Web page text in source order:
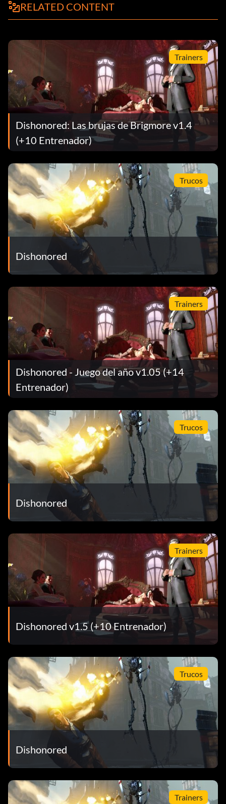
RELATED CONTENT
Trainers
Dishonored: Las brujas de Brigmore v1.4
(+10 Entrenador)
Trucos
Dishonored
Trainers
Dishonored - Juego del año v1.05 (+14
Entrenador)
Trucos
Dishonored
Trainers
Dishonored v1.5 (+10 Entrenador)
Trucos
Dishonored
Trainers